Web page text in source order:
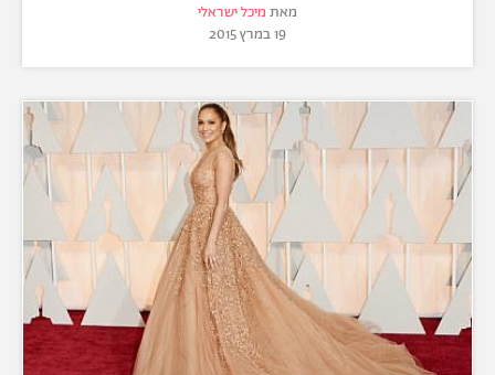
מאת מיכל ישראלי
19 במרץ 2015